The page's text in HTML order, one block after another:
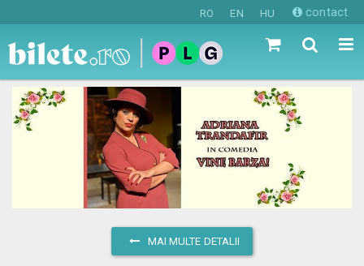
RO EN HU contact
MAI MULTE DETALII